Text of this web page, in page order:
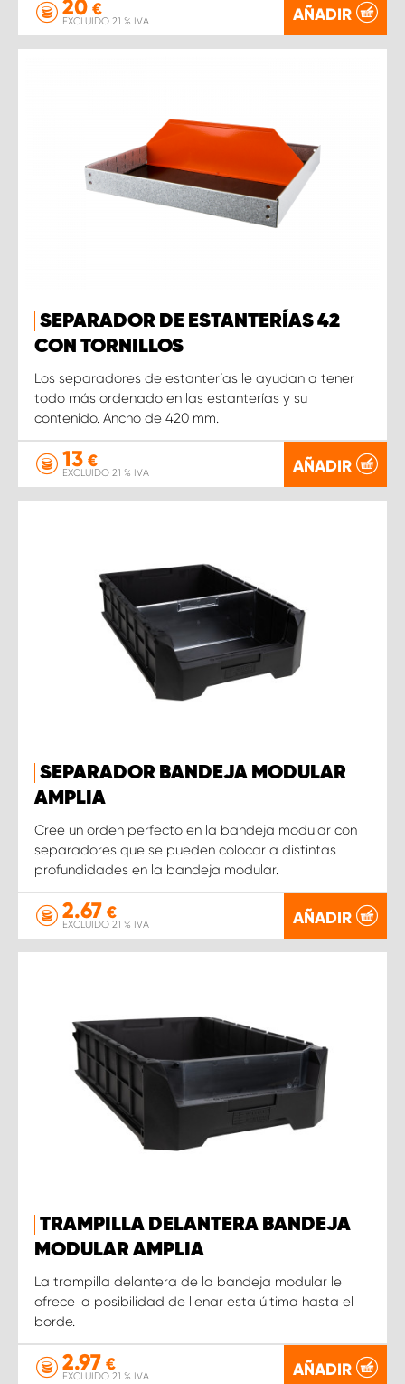
20 €
EXCLUIDO 21 % IVA AÑADIR
SEPARADOR DE ESTANTERÍAS 42
CON TORNILLOS
Los separadores de estanterías le ayudan a tener
todo más ordenado en las estanterías y su
contenido. Ancho de 420 mm.
13 €
EXCLUIDO 21 % IVA AÑADIR
SEPARADOR BANDEJA MODULAR
AMPLIA
Cree un orden perfecto en la bandeja modular con
separadores que se pueden colocar a distintas
profundidades en la bandeja modular.
2.67 €
EXCLUIDO 21 % IVA AÑADIR
TRAMPILLA DELANTERA BANDEJA
MODULAR AMPLIA
La trampilla delantera de la bandeja modular le
ofrece la posibilidad de llenar esta última hasta el
borde.
2.97 €
EXCLUIDO 21 % IVA AÑADIR